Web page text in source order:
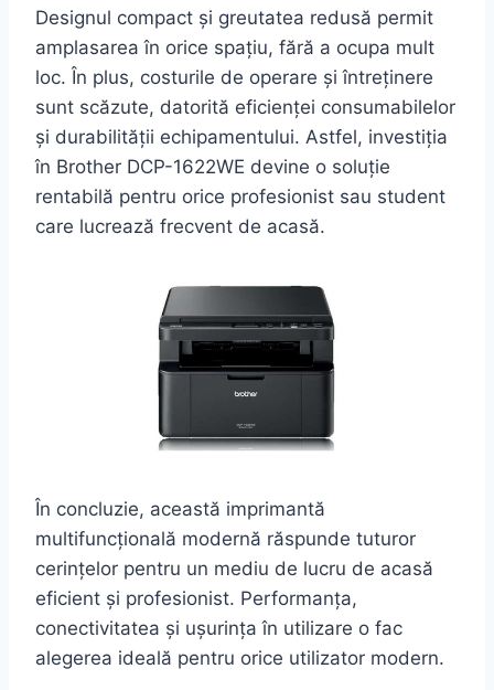
Designul compact și greutatea redusă permit
amplasarea în orice spațiu, fără a ocupa mult
loc. În plus, costurile de operare și întreținere
sunt scăzute, datorită eficienței consumabilelor
și durabilității echipamentului. Astfel, investiția
în Brother DCP-1622WE devine o soluție
rentabilă pentru orice profesionist sau student
care lucrează frecvent de acasă.
În concluzie, această imprimantă
multifuncțională modernă răspunde tuturor
cerințelor pentru un mediu de lucru de acasă
eficient și profesionist. Performanța,
conectivitatea și ușurința în utilizare o fac
alegerea ideală pentru orice utilizator modern.